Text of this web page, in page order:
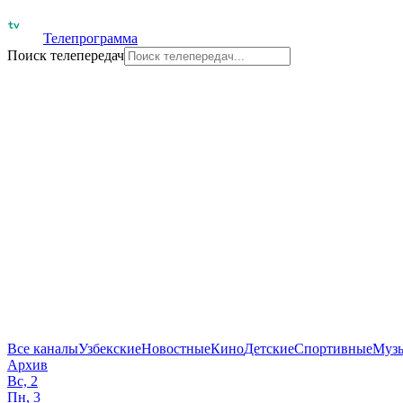
Телепрограмма
Поиск телепередач
Все каналыУзбекскиеНовостныеКиноДетскиеСпортивные
Архив
Вс, 2
Пн, 3